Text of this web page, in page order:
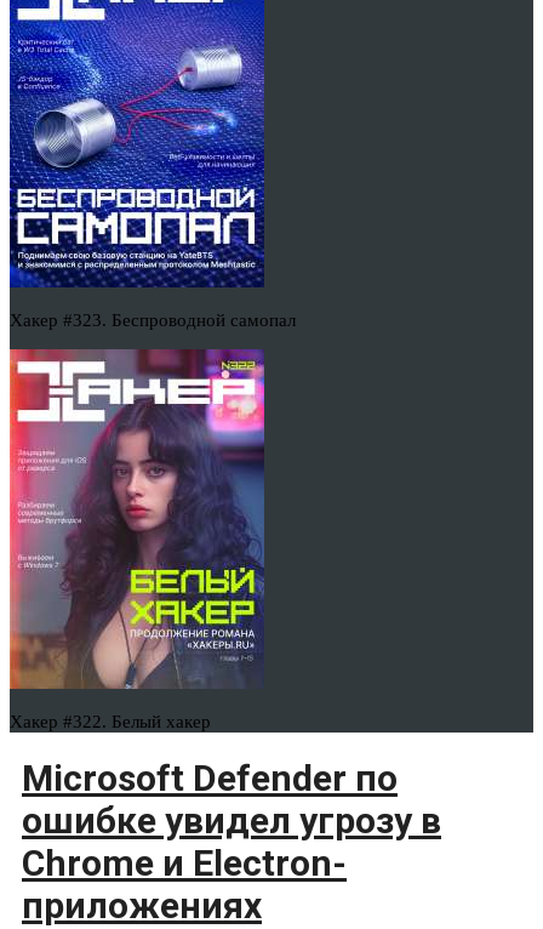
Хакер #323. Беспроводной самопал
Хакер #322. Белый хакер
Microsoft Defender по
ошибке увидел угрозу в
Chrome и Electron-
приложениях